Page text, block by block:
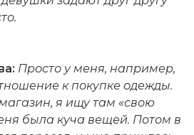
Просто у меня, например,
к покупке одежды.
я ищу там «свою
была куча вещей. Потом в